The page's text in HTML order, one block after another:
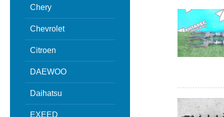
Chery
Chevrolet
Citroen
DAEWOO
Daihatsu
EXEED